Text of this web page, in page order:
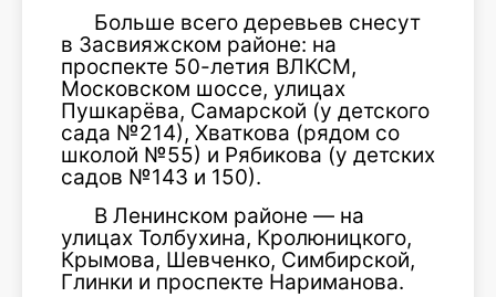
Больше всего деревьев снесут
в Засвияжском районе: на
проспекте 50-летия ВЛКСМ,
Московском шоссе, улицах
Пушкарёва, Самарской (у детского
сада №214), Хваткова (рядом со
школой №55) и Рябикова (у детских
садов №143 и 150).
В Ленинском районе — на
улицах Толбухина, Кролюницкого,
Крымова, Шевченко, Симбирской,
Глинки и проспекте Нариманова.